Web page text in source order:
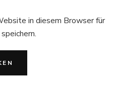
in diesem Browser für